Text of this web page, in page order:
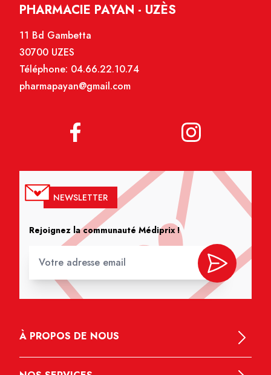
PHARMACIE PAYAN - UZÈS
11 Bd Gambetta
30700 UZES
Téléphone: 04.66.22.10.74
pharmapayan@gmail.com
NEWSLETTER
Rejoignez la communauté Médiprix !
À PROPOS DE NOUS